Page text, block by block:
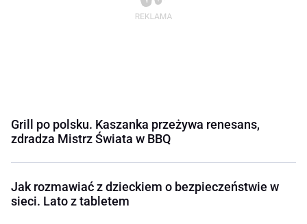
Grill po polsku. Kaszanka przeżywa renesans,
zdradza Mistrz Świata w BBQ
Jak rozmawiać z dzieckiem o bezpieczeństwie w
sieci. Lato z tabletem